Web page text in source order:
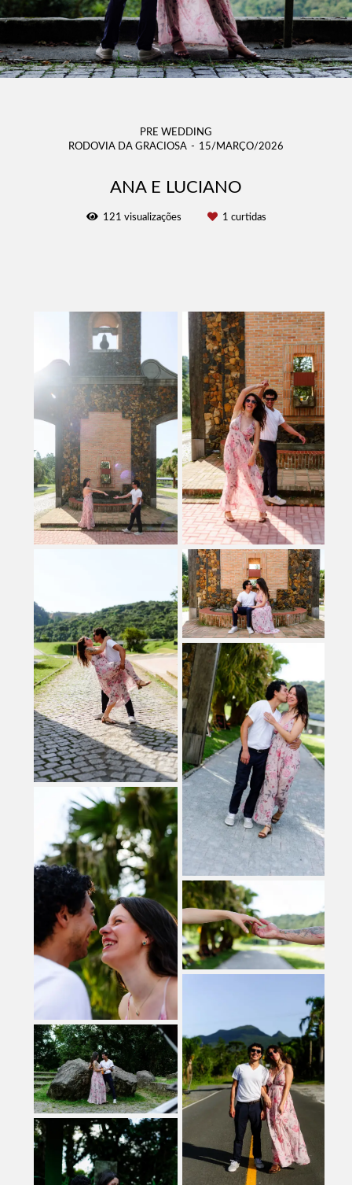
PRE WEDDING
RODOVIA DA GRACIOSA
15/MARÇO/2026
ANA E LUCIANO
121 visualizações 1 curtidas